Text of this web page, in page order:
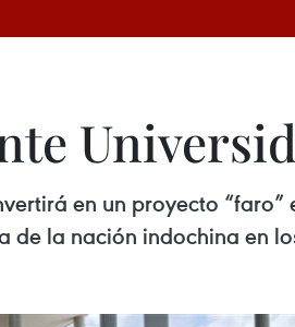
en un proyecto
de la nación indochina en